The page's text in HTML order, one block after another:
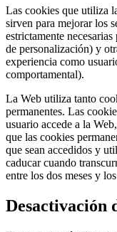
Las cookies que utiliza
sirven para mejorar los
estrictamente
de personalización) y
experiencia como
comportamental).
La Web utiliza tanto
permanentes. Las
usuario accede a la
que las cookies
que sean accedidos y
caducar cuando
entre los dos meses y
Desactivación